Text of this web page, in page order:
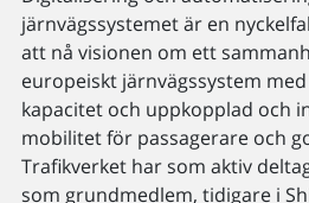
järnvägssystemet är en
att nå visionen om ett
europeiskt järnvägssystem
kapacitet och uppkopplad och
mobilitet för passagerare och
Trafikverket har som aktiv
som grundmedlem, tidigare i